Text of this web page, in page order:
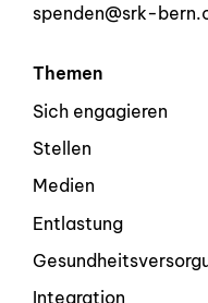
spenden@srk-
Themen
Sich engagieren
Stellen
Medien
Entlastung
Integration